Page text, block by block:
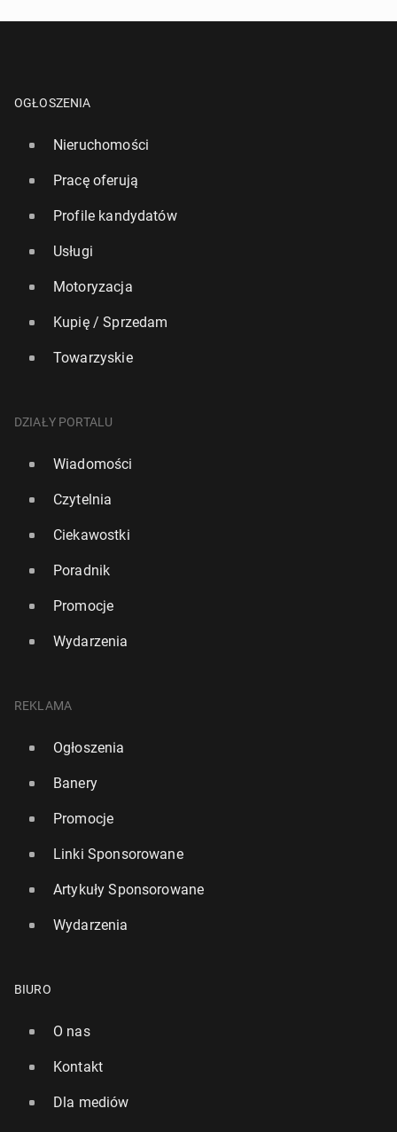
OGŁOSZENIA
Nieruchomości
Pracę oferują
Profile kandydatów
Usługi
Motoryzacja
Kupię / Sprzedam
Towarzyskie
DZIAŁY PORTALU
Wiadomości
Czytelnia
Ciekawostki
Poradnik
Promocje
Wydarzenia
REKLAMA
Ogłoszenia
Banery
Promocje
Linki Sponsorowane
Artykuły Sponsorowane
Wydarzenia
BIURO
O nas
Kontakt
Dla mediów